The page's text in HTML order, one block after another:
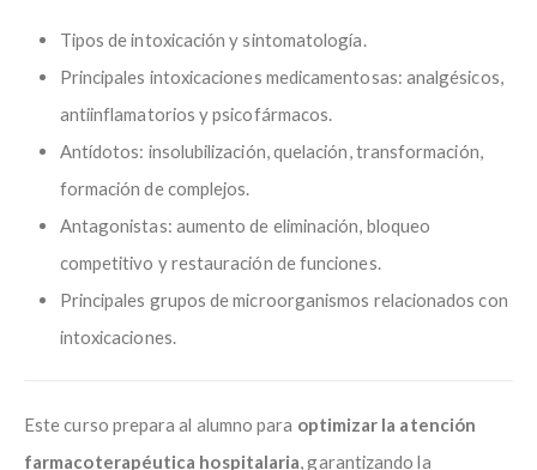
Tipos de intoxicación y sintomatología.
Principales intoxicaciones medicamentosas: analgésicos,
antiinflamatorios y psicofármacos.
Antídotos: insolubilización, quelación, transformación,
formación de complejos.
Antagonistas: aumento de eliminación, bloqueo
competitivo y restauración de funciones.
Principales grupos de microorganismos relacionados con
intoxicaciones.
Este curso prepara al alumno para optimizar la atención
farmacoterapéutica hospitalaria, garantizando la